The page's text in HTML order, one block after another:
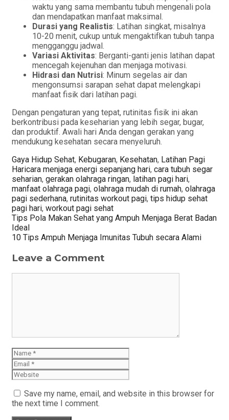
waktu yang sama membantu tubuh mengenali pola
dan mendapatkan manfaat maksimal.
Durasi yang Realistis: Latihan singkat, misalnya
10-20 menit, cukup untuk mengaktifkan tubuh tanpa
mengganggu jadwal.
Variasi Aktivitas: Berganti-ganti jenis latihan dapat
mencegah kejenuhan dan menjaga motivasi.
Hidrasi dan Nutrisi: Minum segelas air dan
mengonsumsi sarapan sehat dapat melengkapi
manfaat fisik dari latihan pagi.
Dengan pengaturan yang tepat, rutinitas fisik ini akan
berkontribusi pada keseharian yang lebih segar, bugar,
dan produktif. Awali hari Anda dengan gerakan yang
mendukung kesehatan secara menyeluruh.
Categories
Gaya Hidup Sehat, Kebugaran, Kesehatan, Latihan Pagi
HariTags
cara menjaga energi sepanjang hari, cara tubuh segar
seharian, gerakan olahraga ringan, latihan pagi hari,
manfaat olahraga pagi, olahraga mudah di rumah, olahraga
pagi sederhana, rutinitas workout pagi, tips hidup sehat
pagi hari, workout pagi sehat
Post
navigation
Tips Pola Makan Sehat yang Ampuh Menjaga Berat Badan
Ideal
10 Tips Ampuh Menjaga Imunitas Tubuh secara Alami
Leave a Comment
Name
Save my name, email, and website in this browser for
the next time I comment.